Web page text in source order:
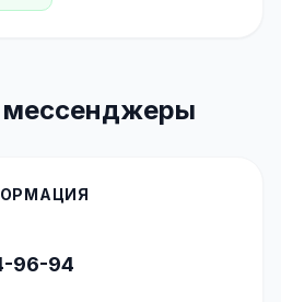
мессенджеры
96-94